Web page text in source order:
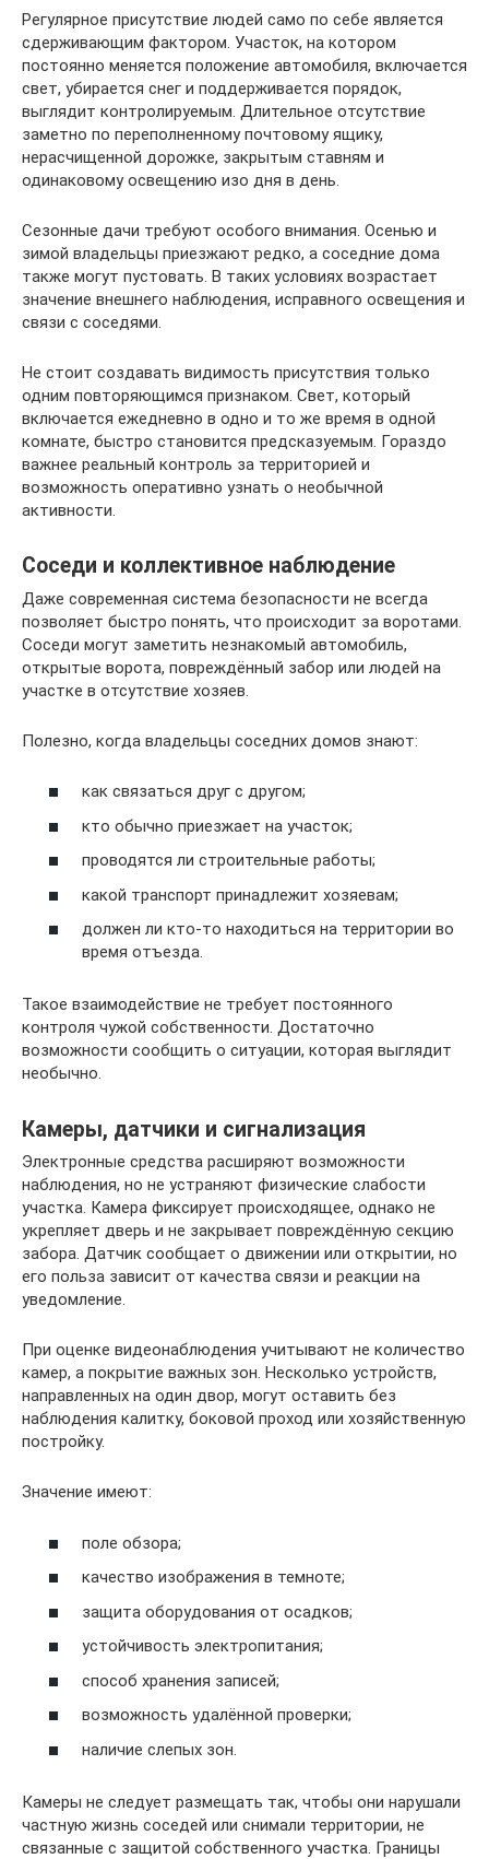
Регулярное присутствие людей само по себе является
сдерживающим фактором. Участок, на котором
постоянно меняется положение автомобиля, включается
свет, убирается снег и поддерживается порядок,
выглядит контролируемым. Длительное отсутствие
заметно по переполненному почтовому ящику,
нерасчищенной дорожке, закрытым ставням и
одинаковому освещению изо дня в день.
Сезонные дачи требуют особого внимания. Осенью и
зимой владельцы приезжают редко, а соседние дома
также могут пустовать. В таких условиях возрастает
значение внешнего наблюдения, исправного освещения и
связи с соседями.
Не стоит создавать видимость присутствия только
одним повторяющимся признаком. Свет, который
включается ежедневно в одно и то же время в одной
комнате, быстро становится предсказуемым. Гораздо
важнее реальный контроль за территорией и
возможность оперативно узнать о необычной
активности.
Соседи и коллективное наблюдение
Даже современная система безопасности не всегда
позволяет быстро понять, что происходит за воротами.
Соседи могут заметить незнакомый автомобиль,
открытые ворота, повреждённый забор или людей на
участке в отсутствие хозяев.
Полезно, когда владельцы соседних домов знают:
как связаться друг с другом;
кто обычно приезжает на участок;
проводятся ли строительные работы;
какой транспорт принадлежит хозяевам;
должен ли кто-то находиться на территории во
время отъезда.
Такое взаимодействие не требует постоянного
контроля чужой собственности. Достаточно
возможности сообщить о ситуации, которая выглядит
необычно.
Камеры, датчики и сигнализация
Электронные средства расширяют возможности
наблюдения, но не устраняют физические слабости
участка. Камера фиксирует происходящее, однако не
укрепляет дверь и не закрывает повреждённую секцию
забора. Датчик сообщает о движении или открытии, но
его польза зависит от качества связи и реакции на
уведомление.
При оценке видеонаблюдения учитывают не количество
камер, а покрытие важных зон. Несколько устройств,
направленных на один двор, могут оставить без
наблюдения калитку, боковой проход или хозяйственную
постройку.
Значение имеют:
поле обзора;
качество изображения в темноте;
защита оборудования от осадков;
устойчивость электропитания;
способ хранения записей;
возможность удалённой проверки;
наличие слепых зон.
Камеры не следует размещать так, чтобы они нарушали
частную жизнь соседей или снимали территории, не
связанные с защитой собственного участка. Границы